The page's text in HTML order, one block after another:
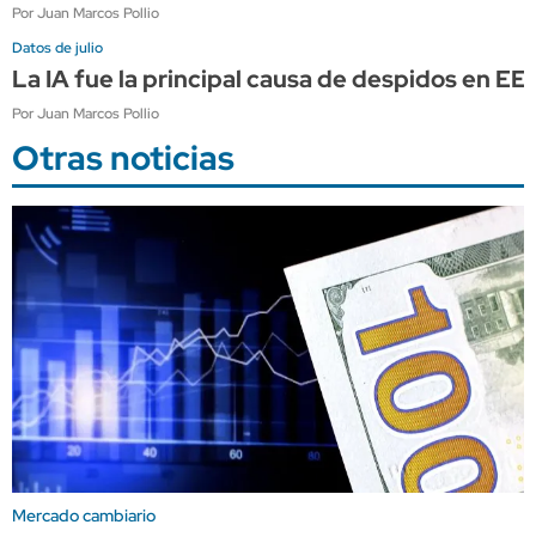
Por Juan Marcos Pollio
Datos de julio
La IA fue la principal causa de despidos en
Por Juan Marcos Pollio
Otras noticias
Mercado cambiario